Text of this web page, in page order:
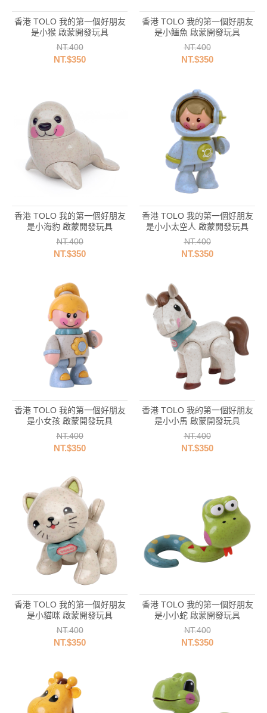
香港 TOLO 我的第一個好朋友
是小猴 啟蒙開發玩具
NT.400
NT.$350
香港 TOLO 我的第一個好朋友
是小鱷魚 啟蒙開發玩具
NT.400
NT.$350
香港 TOLO 我的第一個好朋友
是小海豹 啟蒙開發玩具
NT.400
NT.$350
香港 TOLO 我的第一個好朋友
是小小太空人 啟蒙開發玩具
NT.400
NT.$350
香港 TOLO 我的第一個好朋友
是小女孩 啟蒙開發玩具
NT.400
NT.$350
香港 TOLO 我的第一個好朋友
是小小馬 啟蒙開發玩具
NT.400
NT.$350
香港 TOLO 我的第一個好朋友
是小貓咪 啟蒙開發玩具
NT.400
NT.$350
香港 TOLO 我的第一個好朋友
是小小蛇 啟蒙開發玩具
NT.400
NT.$350